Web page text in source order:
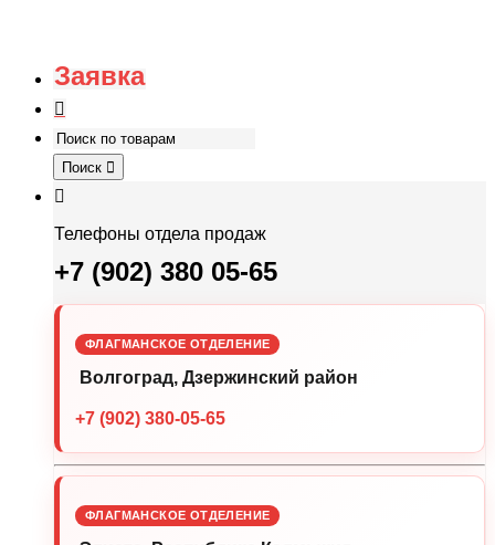
Заявка
Поиск
Телефоны отдела продаж
+7 (902) 380 05-65
ФЛАГМАНСКОЕ ОТДЕЛЕНИЕ
Волгоград, Дзержинский район
+7 (902) 380-05-65
ФЛАГМАНСКОЕ ОТДЕЛЕНИЕ